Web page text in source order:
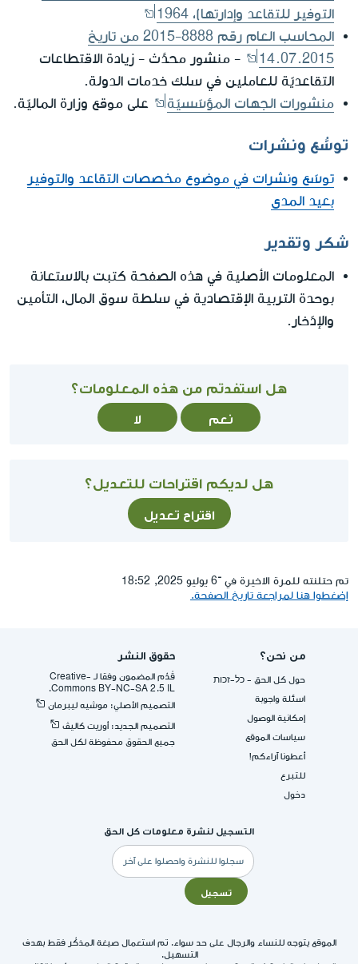
التوفير للتقاعد وإدارتها)، 1964
المحاسب العام رقم 8888-2015 من تاريخ
14.07.2015
- منشور محدَّث - زيادة الاقتطاعات
التقاعديّة للعاملين في سلك خدمات الدولة.
منشورات الجهات المؤسّسيّة
على موقع وزارة الماليّة.
توسُّع ونشرات
توسّع ونشرات في موضوع مخصصات التقاعد والتوفير
بعيد المدى
شكر وتقدير
المعلومات الأصلية في هذه الصفحة كتبت بالاستعانة
بوحدة التربية الإقتصادية في سلطة سوق المال، التأمين
والإدّخار.
هل استفدتم من هذه المعلومات؟
نعم لا
هل لديكم اقتراحات للتعديل؟
اقتراح تعديل
تم حتلنته للمرة الاخيرة في ־6 يوليو 2025, 18:52
إضغطوا هنا لمراجعة تاريخ الصفحة.
من نحن؟
حول كل الحق - כל-זכות
اسئلة واجوبة
إمكانية الوصول
سياسات الموقع
أعطونا آراءكم!
للتبرع
دخول
حقوق النشر
قُدِّم المضمون وفقا لـ -Creative
Commons BY-NC-SA 2.5 IL.
التصميم الأصلي: موشيه ليبرمان
التصميم الجديد: أوريت كاليڤ
جميع الحقوق محفوظة لكل الحق
التسجيل لنشرة معلومات كل الحق
البريد
الإلكتروني
تسجيل
الموقع يتوجه للنساء والرجال على حد سواء. تم استعمال صيغة المذكّر فقط بهدف
التسهيل.